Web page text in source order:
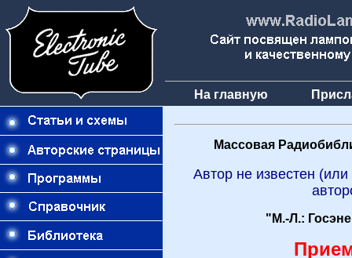
На главную
Массовая
Автор не известен
"М.-Л.: